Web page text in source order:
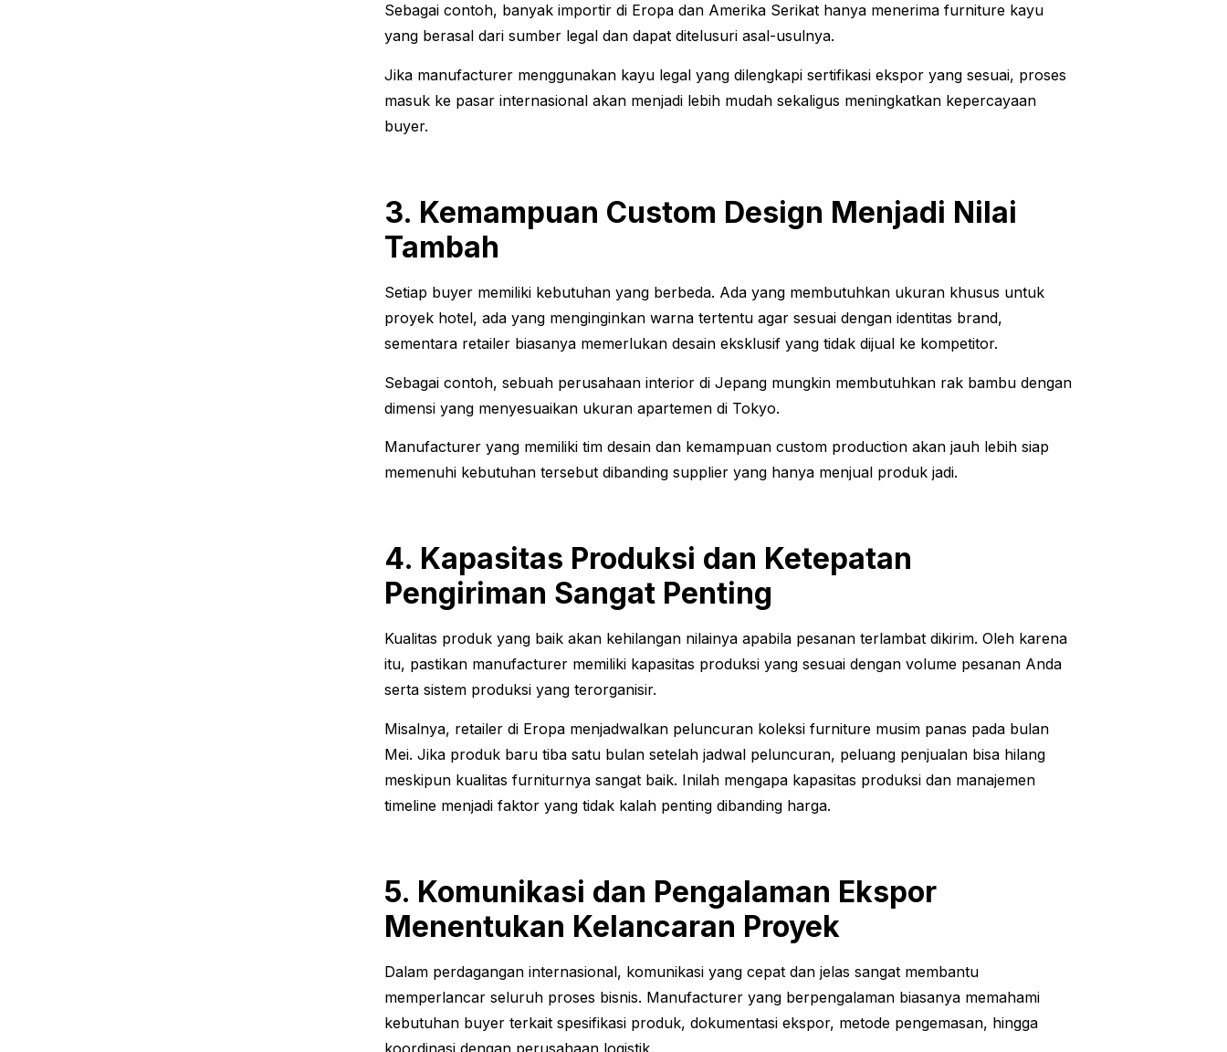
Sebagai contoh, banyak importir di Eropa dan Amerika Serikat hanya menerima furniture kayu
yang berasal dari sumber legal dan dapat ditelusuri asal-usulnya.
Jika manufacturer menggunakan kayu legal yang dilengkapi sertifikasi ekspor yang sesuai, proses
masuk ke pasar internasional akan menjadi lebih mudah sekaligus meningkatkan kepercayaan
buyer.
3. Kemampuan Custom Design Menjadi Nilai
Tambah
Setiap buyer memiliki kebutuhan yang berbeda. Ada yang membutuhkan ukuran khusus untuk
proyek hotel, ada yang menginginkan warna tertentu agar sesuai dengan identitas brand,
sementara retailer biasanya memerlukan desain eksklusif yang tidak dijual ke kompetitor.
Sebagai contoh, sebuah perusahaan interior di Jepang mungkin membutuhkan rak bambu dengan
dimensi yang menyesuaikan ukuran apartemen di Tokyo.
Manufacturer yang memiliki tim desain dan kemampuan custom production akan jauh lebih siap
memenuhi kebutuhan tersebut dibanding supplier yang hanya menjual produk jadi.
4. Kapasitas Produksi dan Ketepatan
Pengiriman Sangat Penting
Kualitas produk yang baik akan kehilangan nilainya apabila pesanan terlambat dikirim. Oleh karena
itu, pastikan manufacturer memiliki kapasitas produksi yang sesuai dengan volume pesanan Anda
serta sistem produksi yang terorganisir.
Misalnya, retailer di Eropa menjadwalkan peluncuran koleksi furniture musim panas pada bulan
Mei. Jika produk baru tiba satu bulan setelah jadwal peluncuran, peluang penjualan bisa hilang
meskipun kualitas furniturnya sangat baik. Inilah mengapa kapasitas produksi dan manajemen
timeline menjadi faktor yang tidak kalah penting dibanding harga.
5. Komunikasi dan Pengalaman Ekspor
Menentukan Kelancaran Proyek
Dalam perdagangan internasional, komunikasi yang cepat dan jelas sangat membantu
memperlancar seluruh proses bisnis. Manufacturer yang berpengalaman biasanya memahami
kebutuhan buyer terkait spesifikasi produk, dokumentasi ekspor, metode pengemasan, hingga